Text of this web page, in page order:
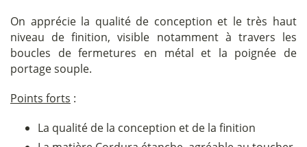
On apprécie la qualité de conception et le très haut
niveau de finition, visible notamment à travers les
boucles de fermetures en métal et la poignée de
portage souple.
Points forts :
La qualité de la conception et de la finition